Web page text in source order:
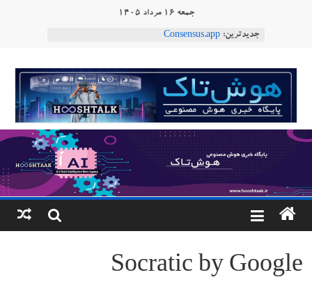
جمعه ۱۶ مرداد ۱۴۰۵
جدیدترین:
دستاورد تازه ایلان ماسک؛ هوش مصنوعی با لهجه
طبیعی فارسی
ربات «Aru» محصول شرکت فرانسوی Nio
Robotics
هوشتاک
پایگاه
خبری
هوش
مصنوعی
Socratic by Google